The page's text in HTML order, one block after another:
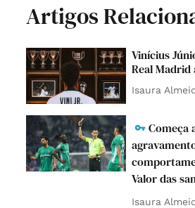
Artigos
Vinícius
Real Madrid
Isaura
Começa
Valor das
Isaura